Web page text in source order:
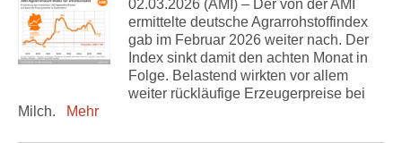
02.03.2026 (AMI) – Der von der AMI
ermittelte deutsche Agrarrohstoffindex
gab im Februar 2026 weiter nach. Der
Index sinkt damit den achten Monat in
Folge. Belastend wirkten vor allem
weiter rückläufige Erzeugerpreise bei
Milch.
Mehr